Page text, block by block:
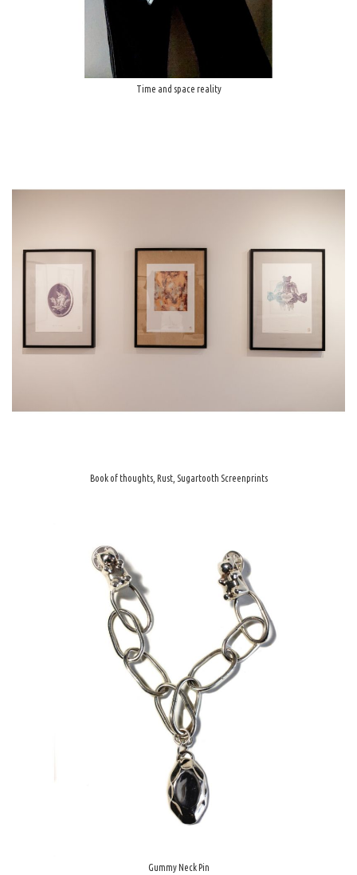
Time and space reality
Book of thoughts, Rust, Sugartooth Screenprints
Gummy Neck Pin